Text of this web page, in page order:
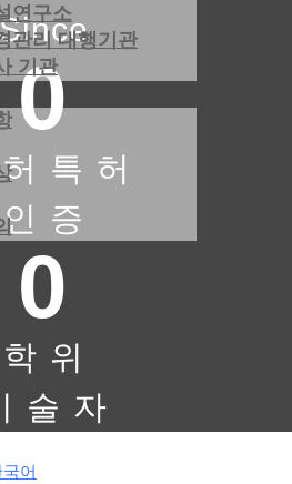
연구소
관리 대행기관
기관
0
특 허
인 증
0
학 위
술 자
국어